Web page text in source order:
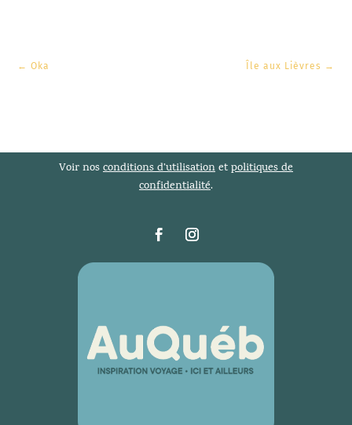
←Oka Île aux Lièvres →
Voir nosconditions d’utilisationetpolitiques de
confidentialité.